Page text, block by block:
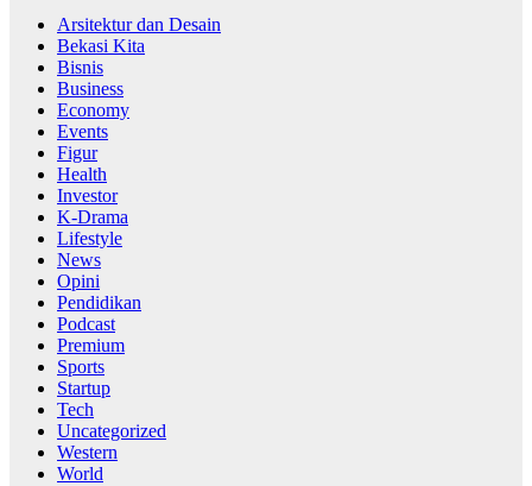
Arsitektur dan Desain
Bekasi Kita
Bisnis
Business
Economy
Events
Figur
Health
Investor
K-Drama
Lifestyle
News
Opini
Pendidikan
Podcast
Premium
Sports
Startup
Tech
Uncategorized
Western
World